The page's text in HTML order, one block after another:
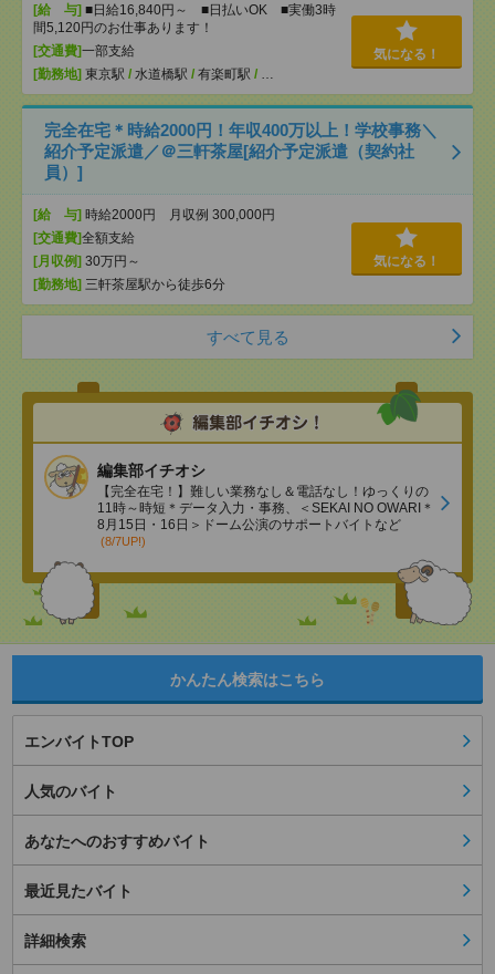
[給 与] ■日給16,840円～ ■日払いOK ■実働3時
間5,120円のお仕事あります！
[交通費]一部支給
[勤務地] 東京駅 / 水道橋駅 / 有楽町駅 / …
気になる！
完全在宅＊時給2000円！年収400万以上！学校事務＼
紹介予定派遣／＠三軒茶屋[紹介予定派遣（契約社
員）]
[給 与] 時給2000円 月収例 300,000円
[交通費]全額支給
[月収例] 30万円～
[勤務地] 三軒茶屋駅から徒歩6分
気になる！
すべて見る
編集部イチオシ
【完全在宅！】難しい業務なし＆電話なし！ゆっくりの
11時～時短＊データ入力・事務、＜SEKAI NO OWARI＊
8月15日・16日＞ドーム公演のサポートバイトなど
(8/7UP!)
かんたん検索はこちら
エンバイトTOP
人気のバイト
あなたへのおすすめバイト
最近見たバイト
詳細検索